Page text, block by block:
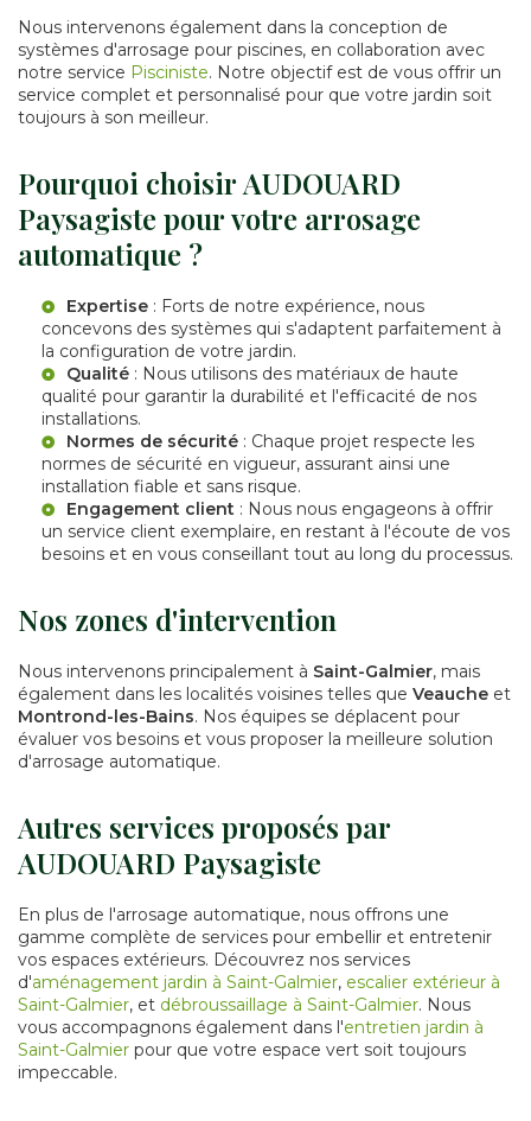
Nous intervenons également dans la conception de
systèmes d'arrosage pour piscines, en collaboration avec
notre service Pisciniste. Notre objectif est de vous offrir un
service complet et personnalisé pour que votre jardin soit
toujours à son meilleur.
Pourquoi choisir AUDOUARD
Paysagiste pour votre arrosage
automatique ?
Expertise : Forts de notre expérience, nous
concevons des systèmes qui s'adaptent parfaitement à
la configuration de votre jardin.
Qualité : Nous utilisons des matériaux de haute
qualité pour garantir la durabilité et l'efficacité de nos
installations.
Normes de sécurité : Chaque projet respecte les
normes de sécurité en vigueur, assurant ainsi une
installation fiable et sans risque.
Engagement client : Nous nous engageons à offrir
un service client exemplaire, en restant à l'écoute de vos
besoins et en vous conseillant tout au long du processus.
Nos zones d'intervention
Nous intervenons principalement à Saint-Galmier, mais
également dans les localités voisines telles que Veauche et
Montrond-les-Bains. Nos équipes se déplacent pour
évaluer vos besoins et vous proposer la meilleure solution
d'arrosage automatique.
Autres services proposés par
AUDOUARD Paysagiste
En plus de l'arrosage automatique, nous offrons une
gamme complète de services pour embellir et entretenir
vos espaces extérieurs. Découvrez nos services
d'aménagement jardin à Saint-Galmier, escalier extérieur à
Saint-Galmier, et débroussaillage à Saint-Galmier. Nous
vous accompagnons également dans l'entretien jardin à
Saint-Galmier pour que votre espace vert soit toujours
impeccable.